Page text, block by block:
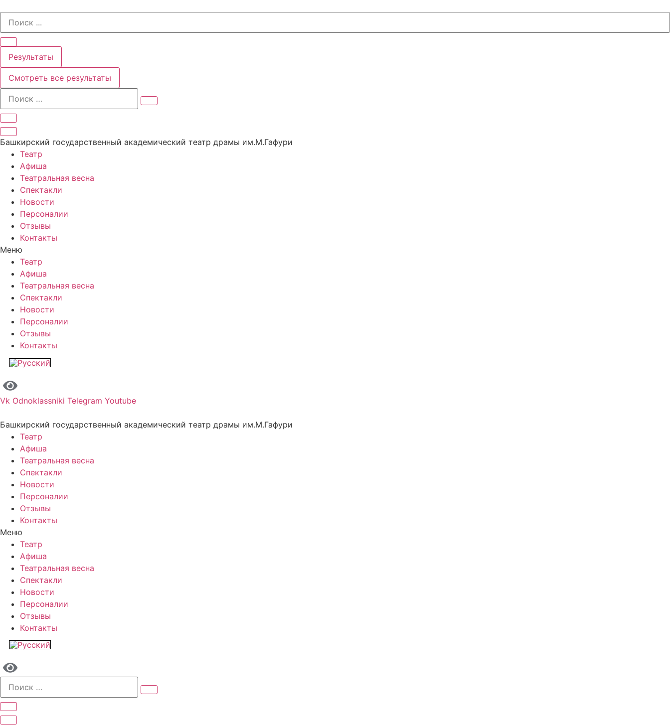
содержимому
Search
Результаты
Смотреть все результаты
Башкирский государственный академический театр драмы им.М.Гафури
Театр
Афиша
Театральная весна
Спектакли
Новости
Персоналии
Отзывы
Контакты
Меню
Театр
Афиша
Театральная весна
Спектакли
Новости
Персоналии
Отзывы
Контакты
Vk Odnoklassniki Telegram Youtube
Башкирский государственный академический театр драмы им.М.Гафури
Театр
Афиша
Театральная весна
Спектакли
Новости
Персоналии
Отзывы
Контакты
Меню
Театр
Афиша
Театральная весна
Спектакли
Новости
Персоналии
Отзывы
Контакты